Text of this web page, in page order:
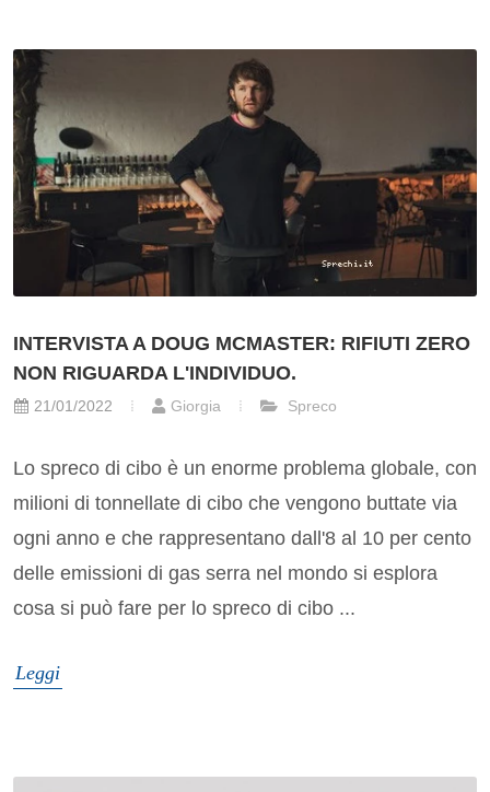
INTERVISTA A DOUG MCMASTER: RIFIUTI ZERO
NON RIGUARDA L'INDIVIDUO.
21/01/2022 Giorgia Spreco
Lo spreco di cibo è un enorme problema globale, con
milioni di tonnellate di cibo che vengono buttate via
ogni anno e che rappresentano dall'8 al 10 per cento
delle emissioni di gas serra nel mondo si esplora
cosa si può fare per lo spreco di cibo ...
Leggi